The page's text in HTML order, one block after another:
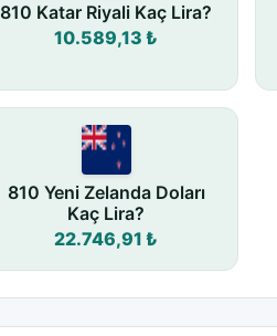
810 Katar Riyali Kaç Lira?
10.589,13 ₺
810 Yeni Zelanda Doları
Kaç Lira?
22.746,91 ₺